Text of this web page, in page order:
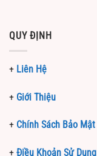
QUY ĐỊNH
+ Liên Hệ
+ Giới Thiệu
+ Chính Sách Bảo Mật
+ Điều Khoản Sử Dụng